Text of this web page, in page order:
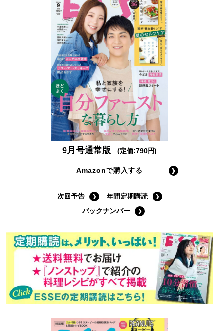
9月号通常版 (定価:790円)
Amazonで購入する
次回予告
年間定期購読
バックナンバー